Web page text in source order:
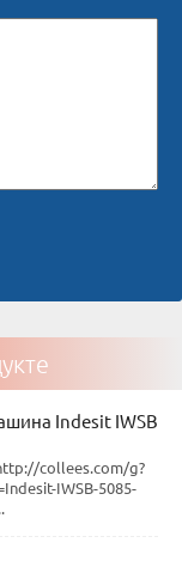
Indesit IWSB
collees.com/g?
IWSB-5085-